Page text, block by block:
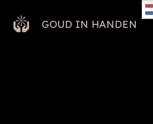
GOUD IN HANDEN